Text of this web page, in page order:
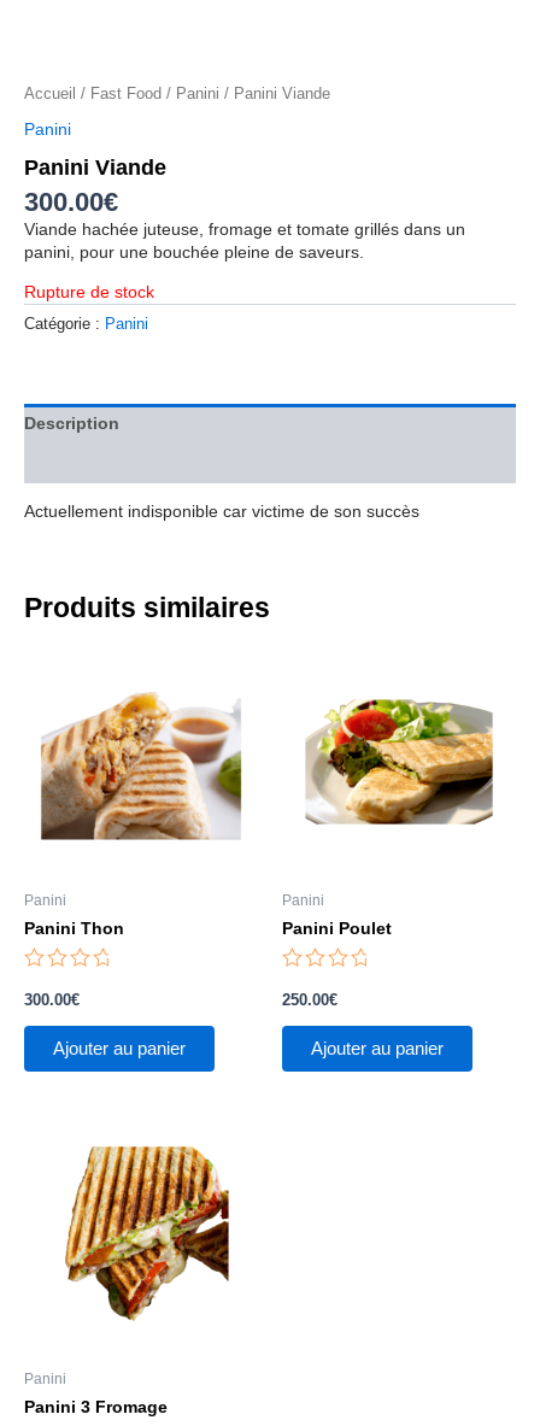
Accueil / Fast Food / Panini / Panini Viande
Panini
Panini Viande
300.00€
Viande hachée juteuse, fromage et tomate grillés dans un
panini, pour une bouchée pleine de saveurs.
Rupture de stock
Catégorie : Panini
Description
Actuellement indisponible car victime de son succès
Produits similaires
Panini
Panini Thon
0
sur
300.00€
Ajouter au panier
Panini
Panini Poulet
0
sur
250.00€
Ajouter au panier
Panini
Panini 3 Fromage